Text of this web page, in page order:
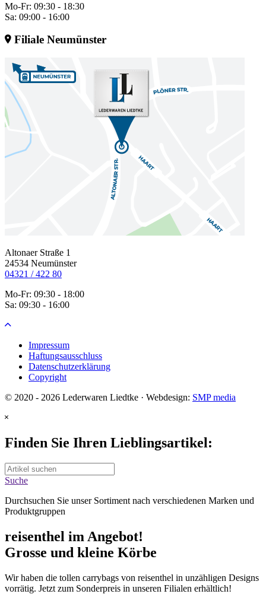
Mo-Fr: 09:30 - 18:30
Sa: 09:00 - 16:00
Filiale Neumünster
Altonaer Straße 1
24534 Neumünster
04321 / 422 80
Mo-Fr: 09:30 - 18:00
Sa: 09:30 - 16:00
Impressum
Haftungsausschluss
Datenschutzerklärung
Copyright
© 2020 - 2026 Lederwaren Liedtke · Webdesign: SMP media
Finden Sie Ihren Lieblingsartikel:
Suche
Durchsuchen Sie unser Sortiment nach verschiedenen Marken und
Produktgruppen
reisenthel im Angebot!
Grosse und kleine Körbe
Wir haben die tollen carrybags von reisenthel in unzähligen Designs
vorrätig. Jetzt zum Sonderpreis in unseren Filialen erhältlich!